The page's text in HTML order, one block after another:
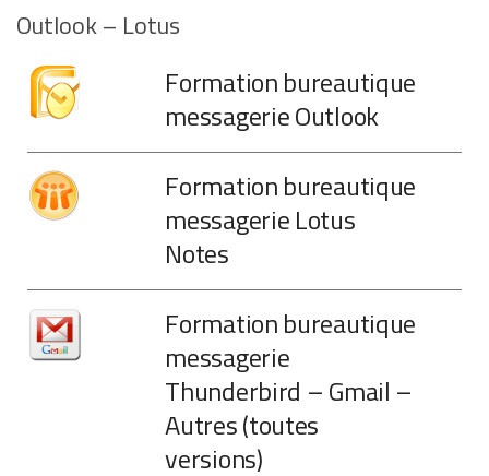
Outlook – Lotus
Formation bureautique
messagerie Outlook
Formation bureautique
messagerie Lotus
Notes
Formation bureautique
messagerie
Thunderbird – Gmail –
Autres (toutes
versions)